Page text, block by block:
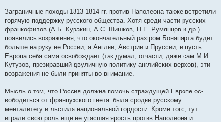
Заграничные походы 1813-1814 гг. против Наполеона также встретили
горячую поддержку русского общества. Хотя среди части русских
франкофилов (А.Б. Куракин, А.С. Шишков, Н.П. Румянцев и др.)
появились возражения, что окончательный разгром Бонапарта будет
больше на руку не России, а Англии, Австрии и Пруссии, и пусть
Европа себя сама освобождает (так думал, отчасти, даже сам М.И.
Кутузов, презиравший двуличную политику английских верхов), эти
возражения не были приняты во внимание.
Мысль о том, что Россия должна помочь страждущей Европе ос-
вободиться от французского гнета, была сродни русскому
менталитету и льстила национальной гордости. Кроме того, тут
играли свою роль еще не угасшая ярость против Наполеона и